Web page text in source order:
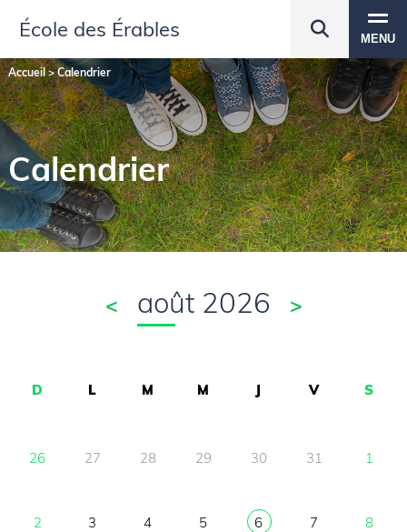
École des Érables MENU
Accueil>Calendrier
Calendrier
< août 2026 >
D L M M J V S
26 27 28 29 30 31 1
2 3 4 5 6 7 8